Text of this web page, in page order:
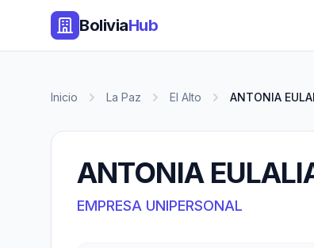
BoliviaHub
Inicio La Paz El Alto ANTONIA
ANTONIA
EMPRESA UNIPERSONAL